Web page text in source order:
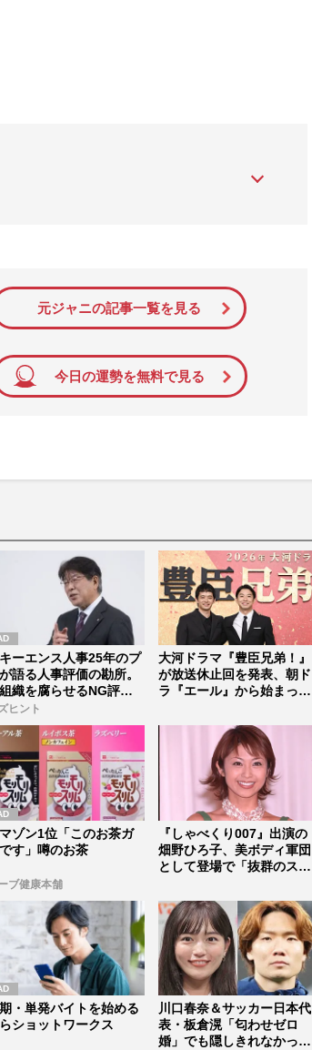
インターネット利用者層にとって特に関心の
元ジャニの記事一覧を見る
今日の運勢を無料で見る
ーエンス人事25年のプ
語る人事評価の勘所。
組織を腐らせるNG評
とは...
ヒント
大河ドラマ『豊臣兄弟！』
が放送休止回を発表、朝ド
ラ『エール』から始まった
ゾン1位「このお茶ガ
す」噂のお茶
ブ健康本舗
『しゃべくり007』出演の
畑野ひろ子、美ボディ軍団
として登場で「抜群のスタ
・単発バイトを始める
ショットワークス
川口春奈＆サッカー日本代
表・板倉滉「匂わせゼロ
婚」でも隠しきれなかった